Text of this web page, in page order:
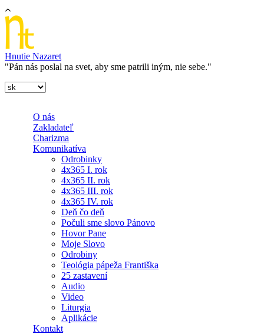
Skočiť na hlavný obsah
Hnutie Nazaret
"Pán nás poslal na svet, aby sme patrili iným, nie sebe."
O nás
Zakladateľ
Charizma
Komunikatíva
Odrobinky
4x365 I. rok
4x365 II. rok
4x365 III. rok
4x365 IV. rok
Deň čo deň
Počuli sme slovo Pánovo
Hovor Pane
Moje Slovo
Odrobiny
Teológia pápeža Františka
25 zastavení
Audio
Video
Liturgia
Aplikácie
Kontakt